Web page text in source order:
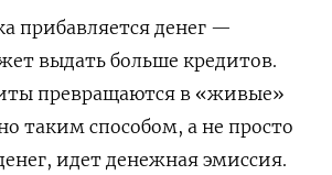
прибавляется денег —
выдать больше кредитов.
превращаются в «живые»
таким способом, а не просто
идет денежная эмиссия.